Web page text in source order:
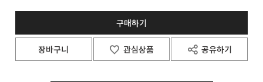
구매하기
장바구니 관심상품 공유하기